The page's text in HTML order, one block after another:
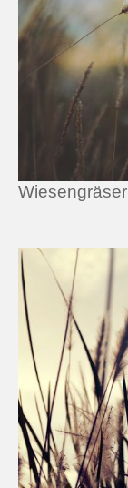
Wiesengräser